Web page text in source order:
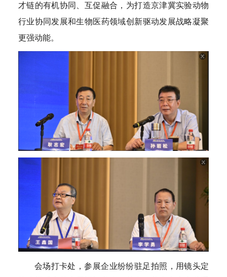
才链的有机协同、互促融合，为打造京津冀实验动物
行业协同发展和生物医药领域创新驱动发展战略凝聚
更强动能。
会场打卡处，参展企业纷纷驻足拍照，用镜头定